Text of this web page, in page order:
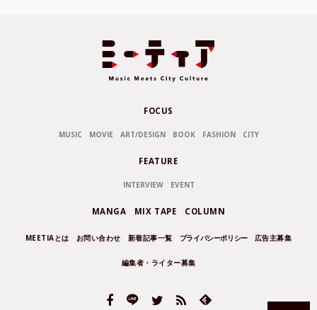
FOCUS
MUSIC MOVIE ART/DESIGN BOOK FASHION CITY
FEATURE
INTERVIEW EVENT
MANGA MIX TAPE COLUMN
MEETIAとは お問い合わせ 新着記事一覧 プライバシーポリシー 広告主募集
編集者・ライター募集